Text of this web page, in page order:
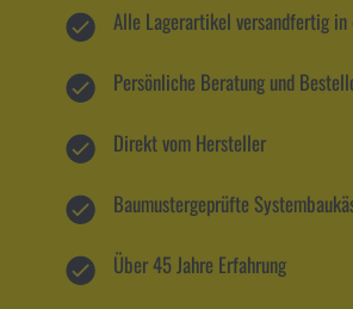
Alle Lagerartikel versandfertig in
Persönliche Beratung und
Direkt vom Hersteller
Baumustergeprüfte
Über 45 Jahre Erfahrung